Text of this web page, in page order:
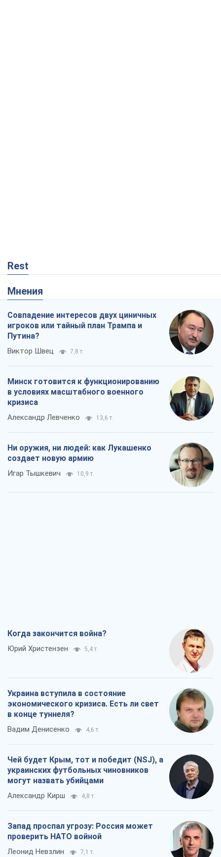
Rest
Мнения
Совпадение интересов двух циничных
игроков или тайный план Трампа и
Путина?
Виктор Швец 7,8 т.
Минск готовится к функционированию
в условиях масштабного военного
кризиса
Александр Левченко 13,6 т.
Ни оружия, ни людей: как Лукашенко
создает новую армию
Игар Тышкевич 10,9 т.
Когда закончится война?
Юрий Христензен 5,4 т.
Украина вступила в состояние
экономического кризиса. Есть ли свет
в конце туннеля?
Вадим Денисенко 4,6 т.
Чей будет Крым, тот и победит (NSJ), а
украинских футбольных чиновников
могут назвать убийцами
Александр Кирш 4,8 т.
Запад проспал угрозу: Россия может
проверить НАТО войной
Леонид Невзлин 7,1 т.